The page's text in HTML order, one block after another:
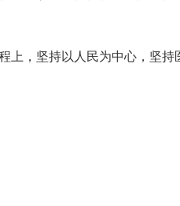
上，坚持以人民为中心，坚